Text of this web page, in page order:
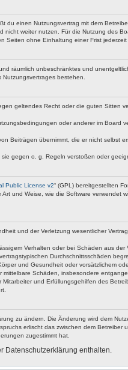
du einen Nutzungsvertrag mit dem
weiter nutzen. Für die Nutzung des
Seiten ohne Einhaltung einer Frist jederzeit
räumlich unbeschränktes und
bestehen.
geltendes Recht oder die guten
oder anderer im
Beiträgen übernimmt, die er nicht
gegen o. g. Regeln verstoßen oder
Public License v2“ (GPL) bereitgestellten
und Weise, wie die Software
und der Verletzung wesentlicher
Verhalten oder bei Schäden aus
Durchschnittsschäden
und Gesundheit oder vorsätzlichem
Schäden, insbesondere
und Erfüllungsgehilfen des
zu ändern. Die Änderung wird dem
erlischt das zwischen dem Betreiber
zugestimmt hat.
Datenschutzerklärung enthalten.